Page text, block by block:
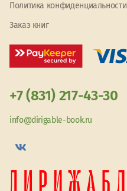
Политика конфиденциальности
Заказ книг
+7 (831) 217-43-30
info@dirigable-book.ru